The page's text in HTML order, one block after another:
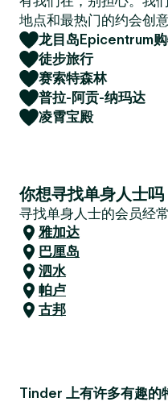
地点和最热门的约会创意
龙目岛Epicentrum
徒步旅行
赛索特森林
普拉-阿贡-纳玛达
凌霄宝殿
你想寻找单身人士
寻找单身人士的会员经
雅加达
巴厘岛
泗水
帕卢
古邦
Tinder 上有许多有趣的